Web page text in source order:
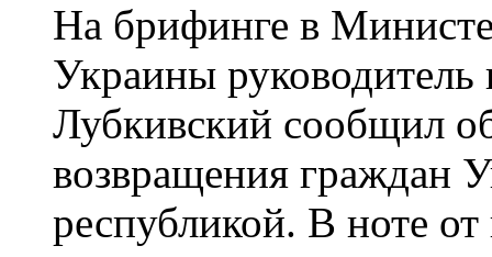
На брифинге в
Украины
Лубкивский сообщил
возвращения граждан
республикой. В ноте